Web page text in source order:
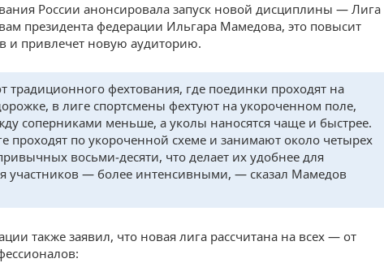
России анонсировала запуск новой дисциплины — Лига
президента федерации Ильгара Мамедова, это повысит
и привлечет новую аудиторию.
традиционного фехтования, где поединки проходят на
в лиге спортсмены фехтуют на укороченном поле,
соперниками меньше, а уколы наносятся чаще и быстрее.
проходят по укороченной схеме и занимают около четырех
восьми‑десяти, что делает их удобнее для
участников — более интенсивными, — сказал Мамедов
также заявил, что новая лига рассчитана на всех — от